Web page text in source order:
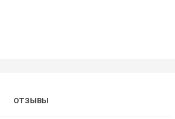
ОТЗЫВЫ